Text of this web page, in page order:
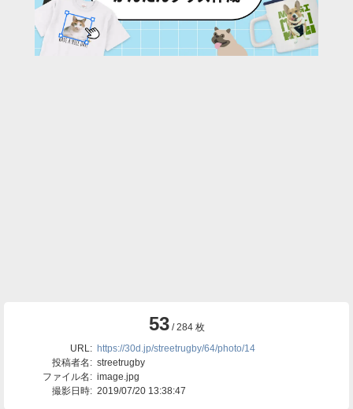
53 / 284 枚
URL: https://30d.jp/streetrugby/64/photo/14
投稿者名: streetrugby
ファイル名: image.jpg
撮影日時: 2019/07/20 13:38:47